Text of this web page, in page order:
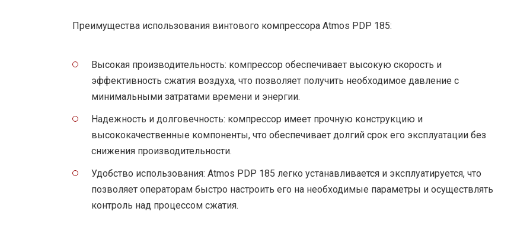
Преимущества использования винтового компрессора Atmos PDP 185:
Высокая производительность: компрессор обеспечивает высокую скорость и
эффективность сжатия воздуха, что позволяет получить необходимое давление с
минимальными затратами времени и энергии.
Надежность и долговечность: компрессор имеет прочную конструкцию и
высококачественные компоненты, что обеспечивает долгий срок его эксплуатации без
снижения производительности.
Удобство использования: Atmos PDP 185 легко устанавливается и эксплуатируется, что
позволяет операторам быстро настроить его на необходимые параметры и осуществлять
контроль над процессом сжатия.